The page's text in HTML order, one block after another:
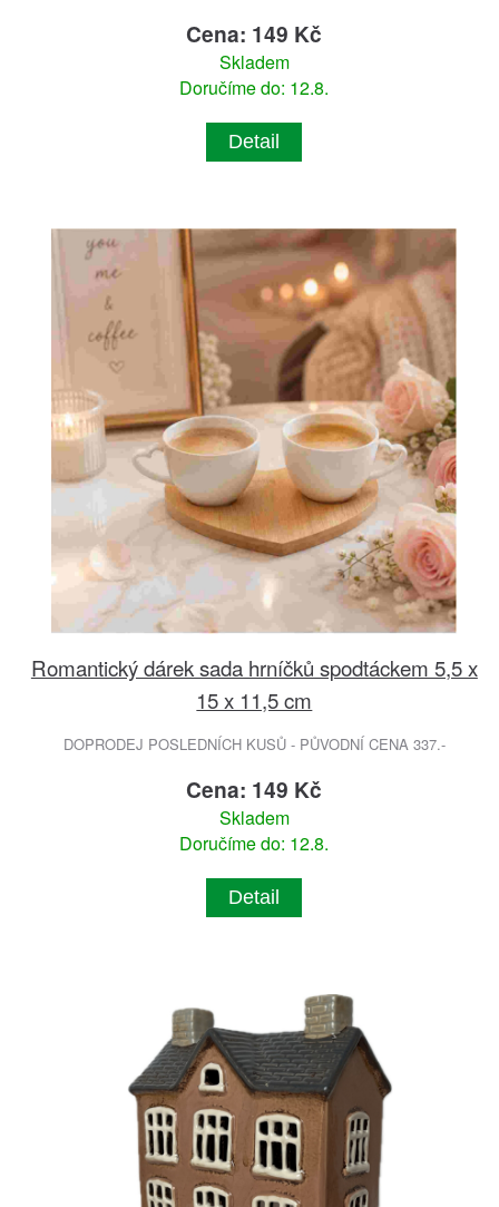
Cena: 149 Kč
Skladem
Doručíme do: 12.8.
Detail
Romantický dárek sada hrníčků spodtáckem 5,5 x
15 x 11,5 cm
DOPRODEJ POSLEDNÍCH KUSŮ - PŮVODNÍ CENA 337.-
Cena: 149 Kč
Skladem
Doručíme do: 12.8.
Detail